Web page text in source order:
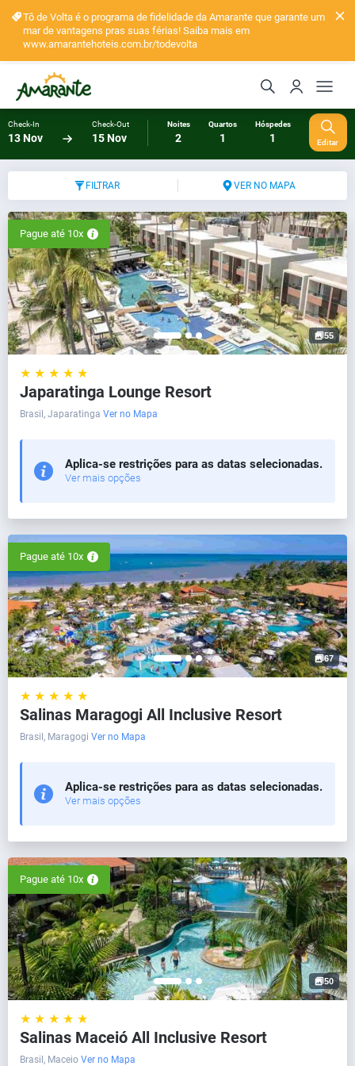
Tô de Volta é o programa de fidelidade da Amarante que garante um
mar de vantagens pras suas férias! Saiba mais em
www.amarantehoteis.com.br/todevolta
Check-In
13 Nov
Check-Out
15 Nov
Noites
2
Quartos
1
Hóspedes
1 Editar
FILTRAR VER NO MAPA
Pague até 10x
55
★ ★ ★ ★ ★
Japaratinga Lounge Resort
Brasil, Japaratinga Ver no Mapa
Aplica-se restrições para as datas selecionadas.
Ver mais opções
Pague até 10x
67
★ ★ ★ ★ ★
Salinas Maragogi All Inclusive Resort
Brasil, Maragogi Ver no Mapa
Aplica-se restrições para as datas selecionadas.
Ver mais opções
Pague até 10x
50
★ ★ ★ ★ ★
Salinas Maceió All Inclusive Resort
Brasil, Maceio Ver no Mapa